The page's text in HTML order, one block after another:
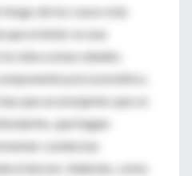
de los casos más
el dolor es una
vida a estas edades.
psicosomático,
que aconsejarles que se
que hagan
conductas
el doctor. Además, como